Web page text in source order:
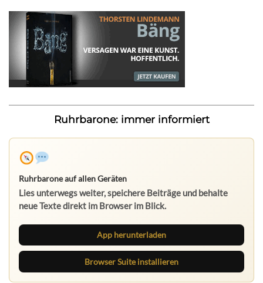
Ruhrbarone: immer informiert
Ruhrbarone auf allen Geräten
Lies unterwegs weiter, speichere Beiträge und behalte
neue Texte direkt im Browser im Blick.
App herunterladen
Browser Suite installieren